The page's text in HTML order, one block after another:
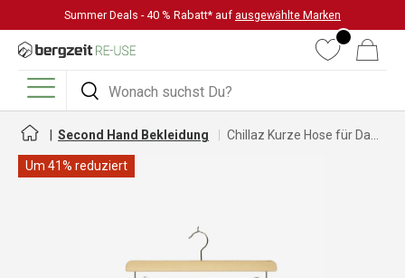
DIREKT ZUM INHALT
Summer Deals - 40 % Rabatt* auf ausgewählte Marken
Suchen
Suchen
WunschlisteWarenkorb
Menü
Second Hand Bekleidung
Um 41% reduziert